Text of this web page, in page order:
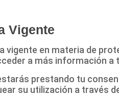
Vigente
vigente en materia de
a más información a
prestando tu
su utilización a través